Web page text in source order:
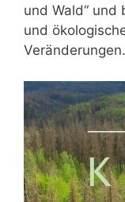
und Wald“
und
Veränderungen.